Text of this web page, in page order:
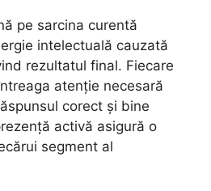
pe sarcina curentă
intelectuală cauzată
rezultatul final. Fiecare
atenție necesară
corect și bine
activă asigură o
segment al